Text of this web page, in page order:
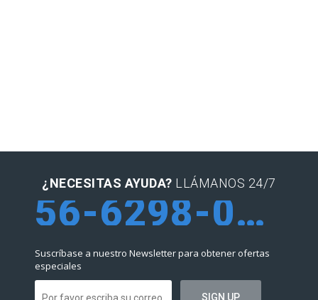
¿NECESITAS AYUDA? LLÁMANOS 24/7
56-6298-0952
Suscríbase a nuestro Newsletter para obtener ofertas
especiales